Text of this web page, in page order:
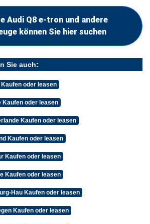
Audi Q8 e-tron und andere
können Sie hier suchen
Sie auch:
oder leasen
Kaufen oder leasen
Kaufen oder leasen
Kaufen oder leasen
Kaufen oder leasen
Kaufen oder leasen
Hau Kaufen oder leasen
Kaufen oder leasen